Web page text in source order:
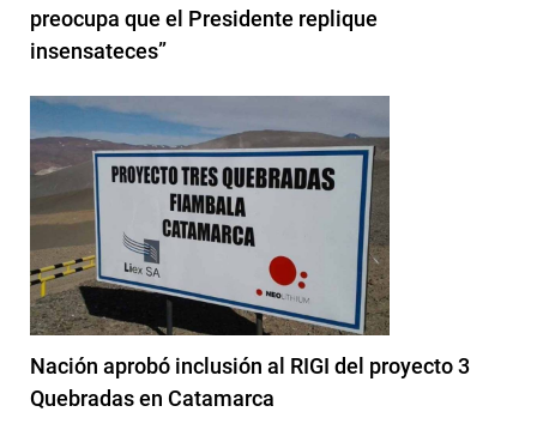
preocupa que el Presidente replique
insensateces”
Nación aprobó inclusión al RIGI del proyecto 3
Quebradas en Catamarca